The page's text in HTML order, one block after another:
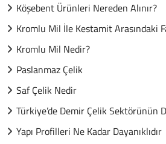
Köşebent Ürünleri Nereden Alınır?
Kromlu Mil İle Kestamit Arasındaki
Kromlu Mil Nedir?
Paslanmaz Çelik
Saf Çelik Nedir
Türkiye’de Demir Çelik Sektörünün
Yapı Profilleri Ne Kadar Dayanıklıdır